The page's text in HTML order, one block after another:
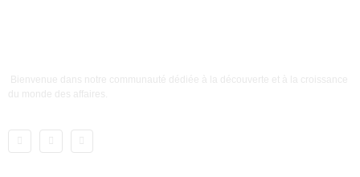
Bienvenue dans notre communauté dédiée à la découverte et à la croissance
du monde des affaires.